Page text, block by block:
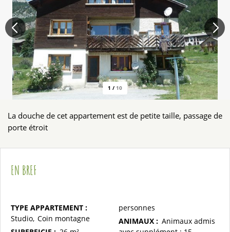
1 / 10
La douche de cet appartement est de petite taille, passage de
porte étroit
EN BREF
TYPE APPARTEMENT :
Studio Coin montagne
personnes
ANIMAUX : Animaux admis